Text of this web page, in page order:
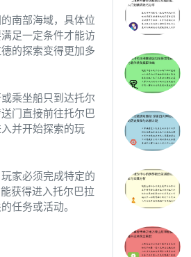
南部海域，具体位
足一定条件才能访
的探索变得更加多
乘坐船只到达托尔
门直接前往托尔巴
并开始探索的玩
家必须完成特定的
获得进入托尔巴拉
任务或活动。